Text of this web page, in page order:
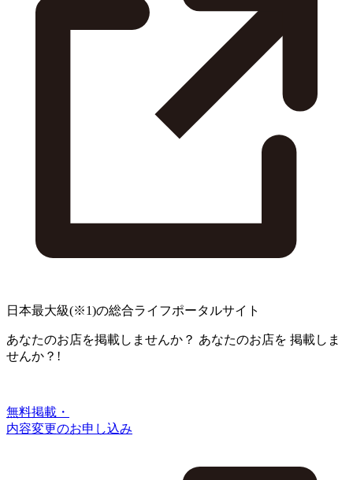
日本最大級(※1)の総合ライフポータルサイト
あなたのお店を掲載しませんか？ あなたのお店を 掲載しま
せんか？!
無料掲載・
内容変更のお申し込み